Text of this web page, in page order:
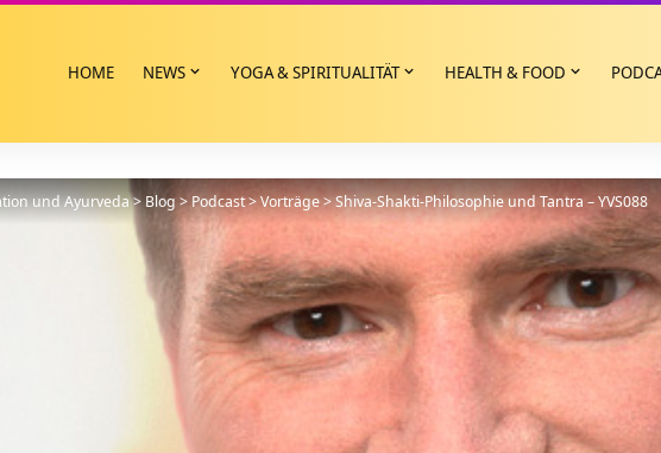
HOME NEWS YOGA & SPIRITUALITÄT HEALTH & FOOD
und Ayurveda>Blog>Podcast>Vorträge>Shiva-Shakti-Philosophie und Tantra – YVS088